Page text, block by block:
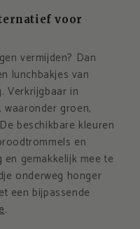
voor
vermijden? Dan
lunchbakjes van
Verkrijgbaar in
waaronder groen,
beschikbare kleuren
en
gemakkelijk mee te
onderweg honger
een bijpassende
.